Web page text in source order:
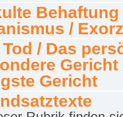
Behaftung
/
Tod / Das
Gericht
Gericht